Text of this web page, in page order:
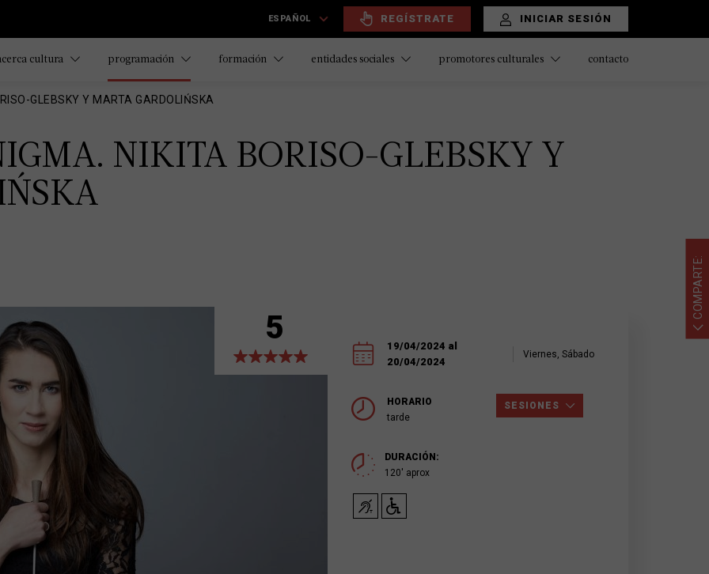
ESPAÑOL REGÍSTRATE INICIAR SESIÓN
cultura programación formación entidades sociales promotores culturales contacto
GLEBSKY Y MARTA GARDOLIŃSKA
NIKITA BORISO-GLEBSKY Y
5
19/04/2024 al
20/04/2024
Viernes, Sábado
HORARIO
tarde
SESIONES
DURACIÓN:
120' aprox
COMPARTE: